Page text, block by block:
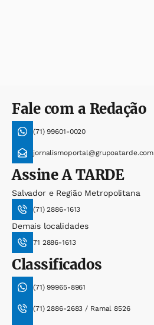
Fale com a Redação
(71) 99601-0020
AssineA TARDE
Salvador e Região Metropolitana
(71) 2886-1613
Demais localidades
71 2886-1613
Classificados
(71) 99965-8961
(71) 2886-2683 / Ramal 8526